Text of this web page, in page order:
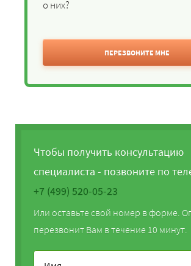
о них?
ПЕРЕЗВОНИТЕ МНЕ
Чтобы получить консультацию
специалиста - позвоните по
+7 (499) 520-05-23
Или оставьте свой номер в форме.
перезвонит Вам в течение 10 минут.